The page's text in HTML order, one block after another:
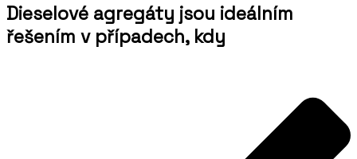
Dieselové agregáty jsou ideálním
řešením v případech, kdy